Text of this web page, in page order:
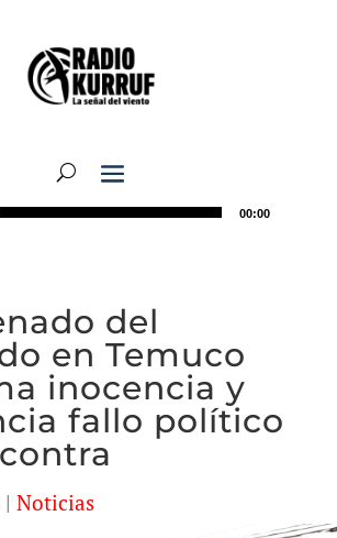
00:00
del
en Temuco
inocencia y
fallo político
| Noticias